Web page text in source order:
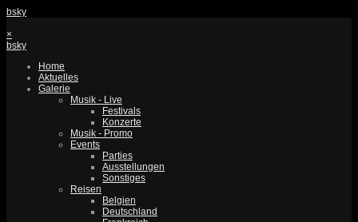
bsky
×
bsky
Home
Aktuelles
Galerie
Musik - Live
Festivals
Konzerte
Musik - Promo
Events
Parties
Ausstellungen
Sonstiges
Reisen
Belgien
Deutschland